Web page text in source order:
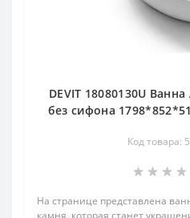
DEVIT 18080130U
без сифона
Код товара:
На странице представлена